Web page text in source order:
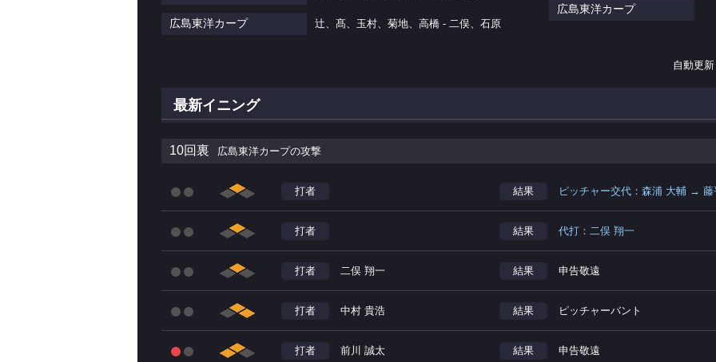
広島東洋カープ 辻、髙、玉村、菊地、高橋 - 二俣、石原
広島東洋カープ
自動更新
最新イニング
10回裏 広島東洋カープの攻撃
打者 結果 ピッチャー交代：森浦 大輔 → 藤
打者 結果 代打：二俣 翔一
打者 二俣 翔一 結果 申告敬遠
打者 中村 貴浩 結果 ピッチャーバント
打者 前川 誠太 結果 申告敬遠